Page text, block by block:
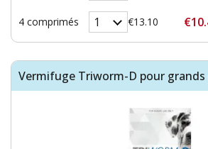
4 comprimés €13.10
Vermifuge Triworm-D pour grands